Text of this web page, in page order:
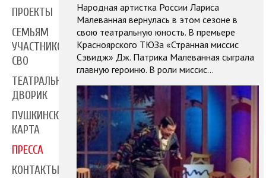
ПРОЕКТЫ
СЕМЬЯМ
УЧАСТНИКОВ
СВО
ТЕАТРАЛЬНЫЙ
ДВОРИК
ПУШКИНСКАЯ
КАРТА
ПРЕССА
КОНТАКТЫ
Народная артистка России Лариса
Малеванная вернулась в этом сезоне в
свою театральную юность. В премьере
Красноярского ТЮЗа «Странная миссис
Сэвидж» Дж. Патрика Малеванная сыграла
главную героиню. В роли миссис…